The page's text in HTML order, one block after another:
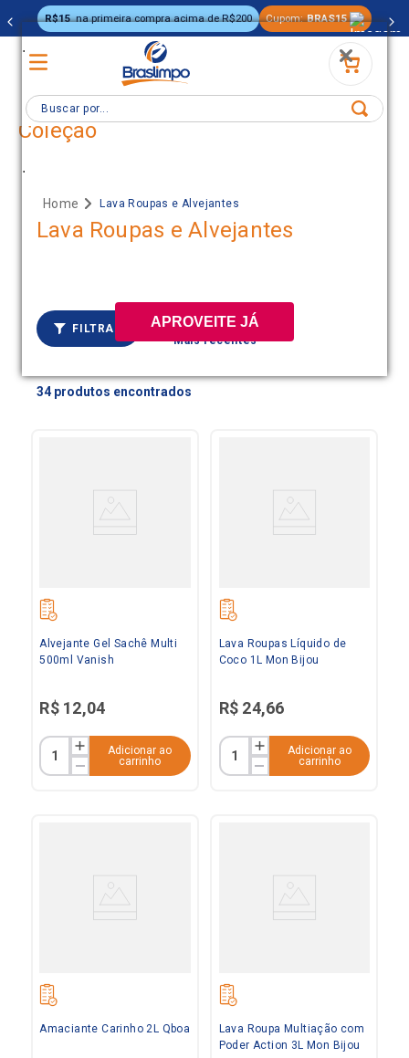
.
.
APROVEITE JÁ
R$15 na primeira compra acima de R$200 Cupom: BRAS15
Buscar por...
Coleção
Lava Roupas e Alvejantes
Lava Roupas e Alvejantes
FILTRAR
Ordenar por
Mais recentes
34
Alvejante Gel Sachê Multi
500ml Vanish
R$ 12,04
Adicionar ao
carrinho
Lava Roupas Líquido de
Coco 1L Mon Bijou
R$ 24,66
Adicionar ao
carrinho
Amaciante Carinho 2L Qboa
Lava Roupa Multiação com
Poder Action 3L Mon Bijou